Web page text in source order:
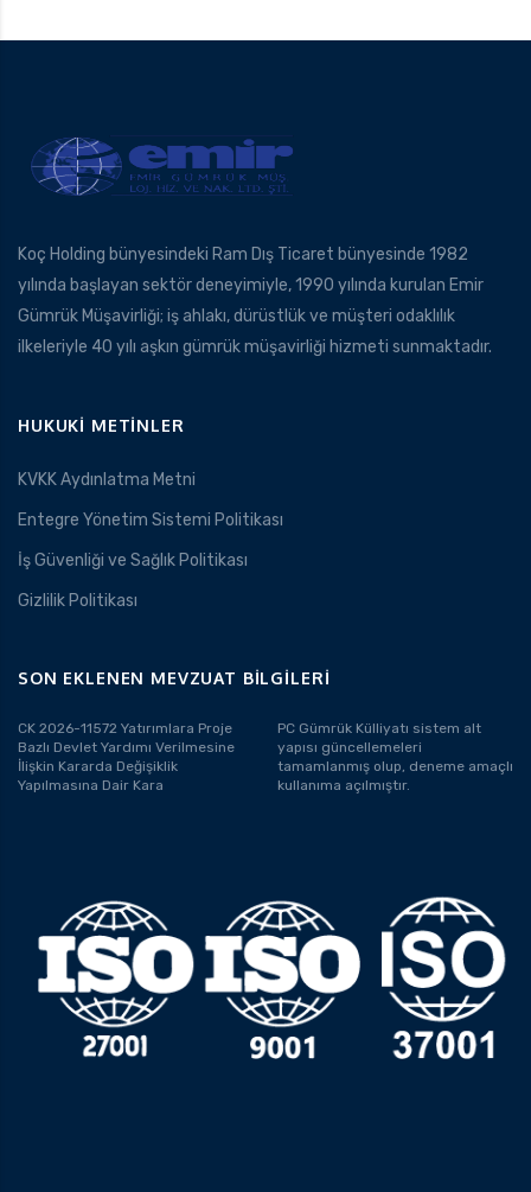
Koç Holding bünyesindeki Ram Dış Ticaret bünyesinde 1982
yılında başlayan sektör deneyimiyle, 1990 yılında kurulan Emir
Gümrük Müşavirliği; iş ahlakı, dürüstlük ve müşteri odaklılık
ilkeleriyle 40 yılı aşkın gümrük müşavirliği hizmeti sunmaktadır.
HUKUKI METINLER
KVKK Aydınlatma Metni
Entegre Yönetim Sistemi Politikası
İş Güvenliği ve Sağlık Politikası
Gizlilik Politikası
SON EKLENEN MEVZUAT BILGILERI
CK 2026-11572 Yatırımlara Proje
Bazlı Devlet Yardımı Verilmesine
İlişkin Kararda Değişiklik
Yapılmasına Dair Kara
PC Gümrük Külliyatı sistem alt
yapısı güncellemeleri
tamamlanmış olup, deneme amaçlı
kullanıma açılmıştır.